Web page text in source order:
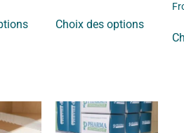
Choix des options